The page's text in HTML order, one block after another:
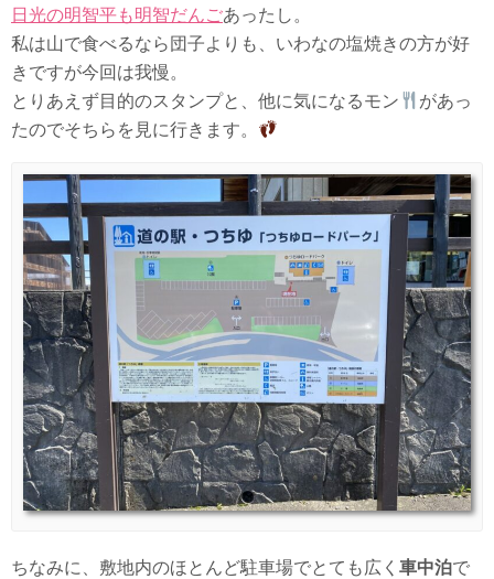
日光の明智平も明智だんごあったし。
私は山で食べるなら団子よりも、いわなの塩焼きの方が好
きですが今回は我慢。
とりあえず目的のスタンプと、他に気になるモン
があっ
たのでそちらを見に行きます。
ちなみに、敷地内のほとんど駐車場でとても広く 車中泊で